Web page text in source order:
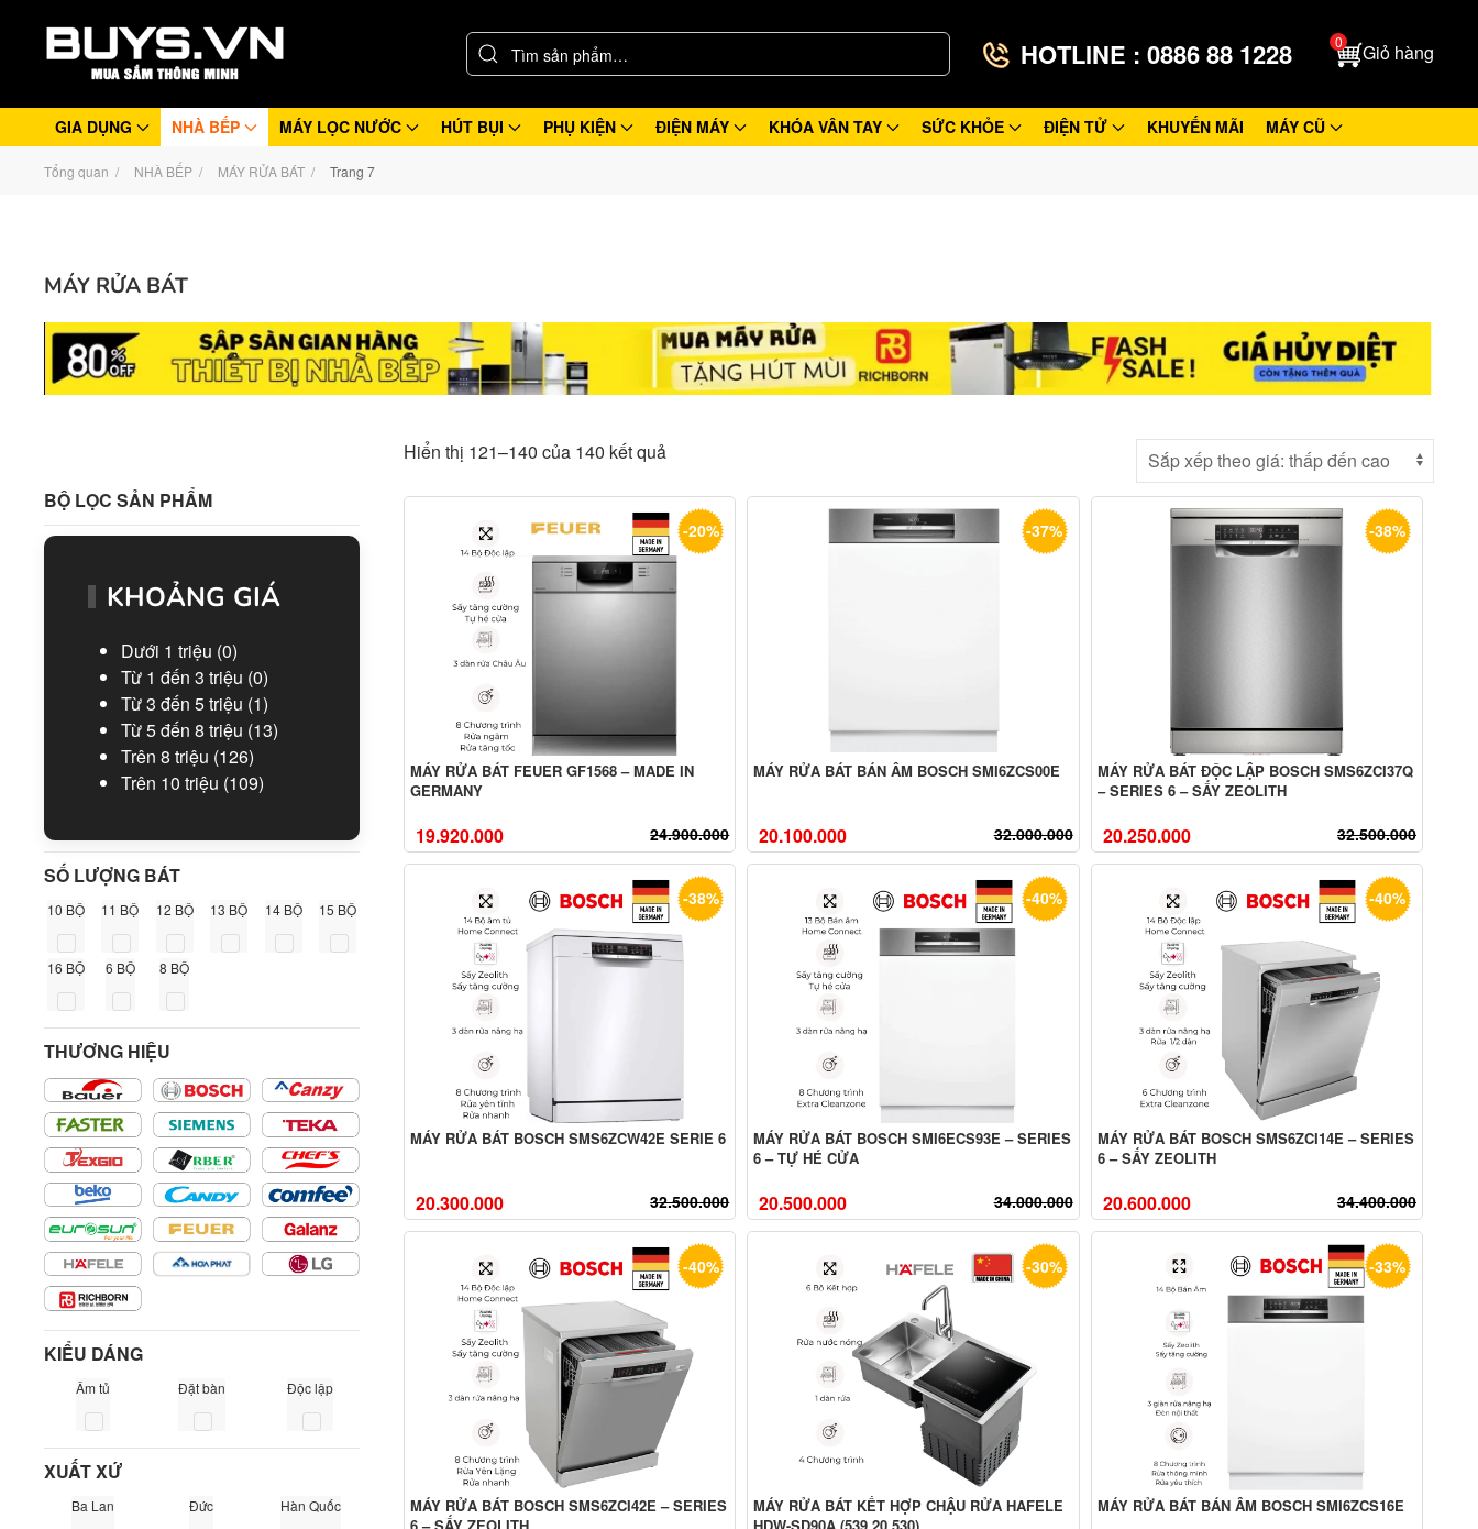
HOTLINE : 0886 88 1228 0 Giỏ hàng
GIA DỤNG NHÀ BẾP MÁY LỌC NƯỚC HÚT BỤI PHỤ KIỆN ĐIỆN MÁY KHÓA VÂN TAY SỨC KHỎE ĐIỆN TỬ KHUYẾN MÃI MÁY CŨ
Tổng quan NHÀ BẾP MÁY RỬA BÁT Trang 7
MÁY RỬA BÁT
BỘ LỌC SẢN PHẨM
KHOẢNG GIÁ
Dưới 1 triệu (0)
Từ 1 đến 3 triệu (0)
Từ 3 đến 5 triệu (1)
Từ 5 đến 8 triệu (13)
Trên 8 triệu (126)
Trên 10 triệu (109)
SỐ LƯỢNG BÁT
10 BỘ 11 BỘ 12 BỘ 13 BỘ 14 BỘ 15 BỘ
16 BỘ 6 BỘ 8 BỘ
THƯƠNG HIỆU
KIỂU DÁNG
Âm tủ Đặt bàn Độc lập
XUẤT XỨ
Ba Lan Đức Hàn Quốc
Hiển thị 121–140 của 140 kết quả
-20%
MÁY RỬA BÁT FEUER GF1568 – MADE IN
GERMANY
19.920.000 24.900.000
-37%
MÁY RỬA BÁT BÁN ÂM BOSCH SMI6ZCS00E
20.100.000 32.000.000
-38%
MÁY RỬA BÁT ĐỘC LẬP BOSCH SMS6ZCI37Q
– SERIES 6 – SẤY ZEOLITH
20.250.000 32.500.000
-38%
MÁY RỬA BÁT BOSCH SMS6ZCW42E SERIE 6
20.300.000 32.500.000
-40%
MÁY RỬA BÁT BOSCH SMI6ECS93E – SERIES
6 – TỰ HÉ CỬA
20.500.000 34.000.000
-40%
MÁY RỬA BÁT BOSCH SMS6ZCI14E – SERIES
6 – SẤY ZEOLITH
20.600.000 34.400.000
-40%
MÁY RỬA BÁT BOSCH SMS6ZCI42E – SERIES
-30%
MÁY RỬA BÁT KẾT HỢP CHẬU RỬA HAFELE
-33%
MÁY RỬA BÁT BÁN ÂM BOSCH SMI6ZCS16E